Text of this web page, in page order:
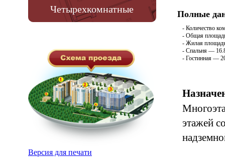
Четырехкомнатные
Версия для печати
Полные
- Количество
- Общая
- Жилая
- Спальня —
- Гостинная —
этажей